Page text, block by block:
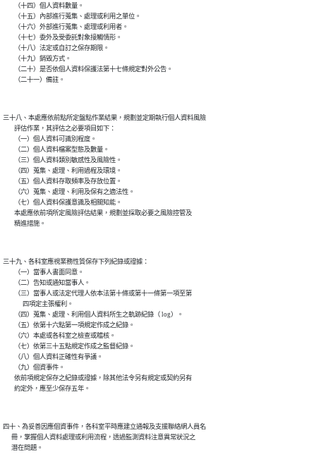
        （十四）個人資料數量。
        （十五）內部進行蒐集、處理或利用之單位。
        （十六）外部進行蒐集、處理或利用者。
        （十七）委外及受委託對象接觸情形。
        （十八）法定或自訂之保存期限。
        （十九）銷毀方式。
        （二十）是否依個人資料保護法第十七條規定對外公告。
三十八、本處應依前點所定盤點作業結果，規劃並定期執行個人資料風險
        評估作業，其評估之必要項目如下：
        （一）個人資料可識別程度。
        （二）個人資料檔案型態及數量。
        （三）個人資料類別敏感性及風險性。
        （四）蒐集、處理、利用過程及環境。
        （五）個人資料存取頻率及存放位置。
        （六）蒐集、處理、利用及保有之適法性。
        （七）個人資料保護意識及相關知能。
        本處應依前項所定風險評估結果，規劃並採取必要之風險控管及
三十九、各科室應視業務性質保存下列紀錄或證據：
        （一）當事人書面同意。
        （二）告知或通知當事人。
        （三）當事人或法定代理人依本法第十條或第十一條第一項至第
              四項定主張權利。
        （四）蒐集、處理、利用個人資料所生之軌跡紀錄（ log）。
        （五）依第十六點第一項規定作成之紀錄。
        （六）本處或各科室之檢查或稽核。
        （七）依第三十五點規定作成之監督紀錄。
        （八）個人資料正確性有爭議。
        （九）個資事件。
        依前項規定保存之紀錄或證據，除其他法令另有規定或契約另有
四十、為妥善因應個資事件，各科室平時應建立通報及支援聯絡網人員名
      冊，掌握個人資料處理或利用流程，透過監測資料注意異常狀況之